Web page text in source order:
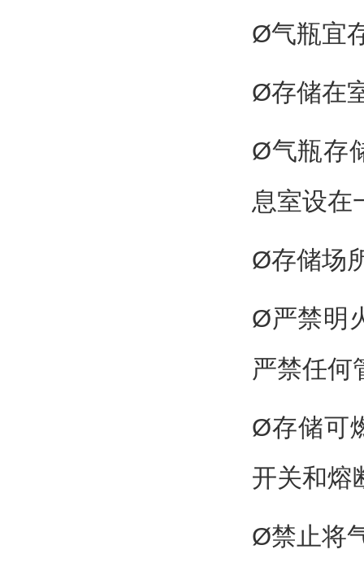
Ø气瓶宜
Ø存储在
Ø气瓶存
息室设在
Ø存储场
Ø严禁明
严禁任何
Ø存储可
开关和熔
Ø禁止将